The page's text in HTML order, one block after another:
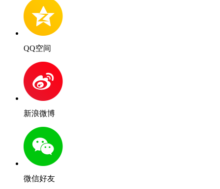
QQ空间
新浪微博
微信好友